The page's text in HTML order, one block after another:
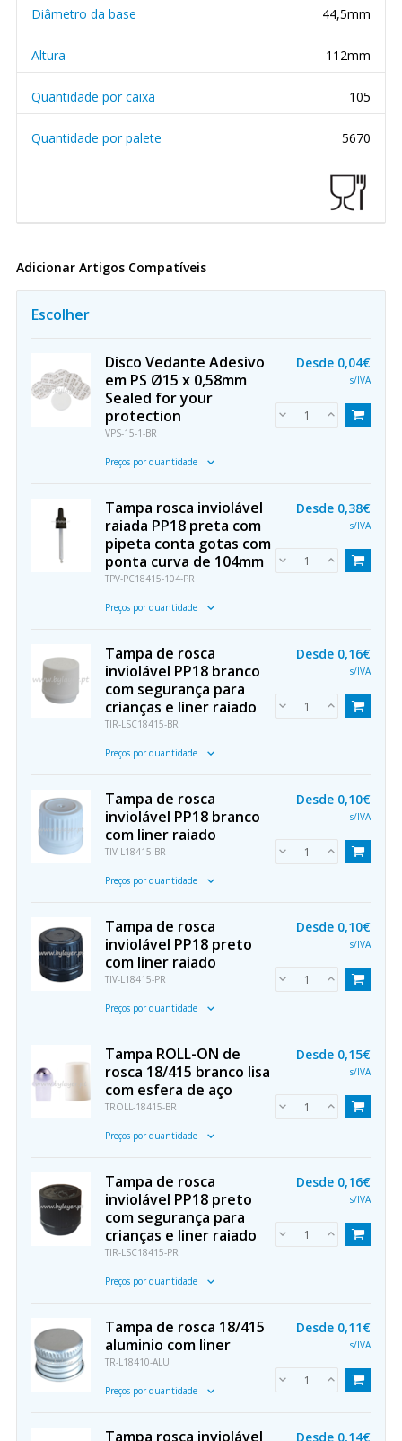
Diâmetro da base 44,5mm
Altura 112mm
Quantidade por caixa 105
Quantidade por palete 5670
Adicionar Artigos Compatíveis
Escolher
Disco Vedante Adesivo
em PS Ø15 x 0,58mm
Sealed for your
protection
VPS-15-1-BR
Preços por quantidade
Desde 0,04€
s/IVA
Tampa rosca inviolável
raiada PP18 preta com
pipeta conta gotas com
ponta curva de 104mm
TPV-PC18415-104-PR
Preços por quantidade
Desde 0,38€
s/IVA
Tampa de rosca
inviolável PP18 branco
com segurança para
crianças e liner raiado
TIR-LSC18415-BR
Preços por quantidade
Desde 0,16€
s/IVA
Tampa de rosca
inviolável PP18 branco
com liner raiado
TIV-L18415-BR
Preços por quantidade
Desde 0,10€
s/IVA
Tampa de rosca
inviolável PP18 preto
com liner raiado
TIV-L18415-PR
Preços por quantidade
Desde 0,10€
s/IVA
Tampa ROLL-ON de
rosca 18/415 branco lisa
com esfera de aço
TROLL-18415-BR
Preços por quantidade
Desde 0,15€
s/IVA
Tampa de rosca
inviolável PP18 preto
com segurança para
crianças e liner raiado
TIR-LSC18415-PR
Preços por quantidade
Desde 0,16€
s/IVA
Tampa de rosca 18/415
aluminio com liner
TR-L18410-ALU
Preços por quantidade
Desde 0,11€
s/IVA
Tampa rosca inviolável Desde 0,14€